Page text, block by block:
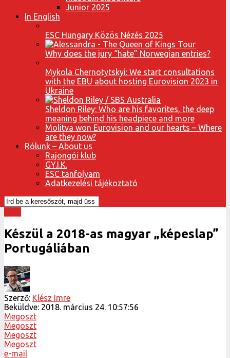
Junior 2025
In English
ESC Hungary Közös Nézés 2025
Why does the jury “hate” Norwegian entries?
Mykola Chernotytskyi: We start consultations
with the EBU about hosting Eurovision 2023 in
Ukraine
Sheldon Riley: Who are his favorites, the deep
meaning behind his headpiece and more
Molitva won Eurovision and our hearts – Where
are they now?
Rólunk – About us
Rajongói klub
GY.I.K.
ESC tanfolyam
Adatkezelési tájékoztató
Készül a 2018-as magyar „képeslap”
Portugáliában
Szerző: Klész Imre
Beküldve: 2018. március 24. 10:57:56
Megoszt
Megoszt
Megoszt
Megoszt
e-mail